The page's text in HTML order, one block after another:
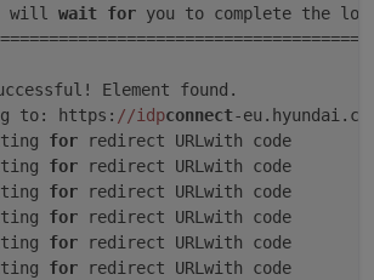
will wait for you to complete the
Element found.
to: https: //idpconnect-
for redirect URLwith code
for redirect URLwith code
for redirect URLwith code
for redirect URLwith code
for redirect URLwith code
for redirect URLwith code